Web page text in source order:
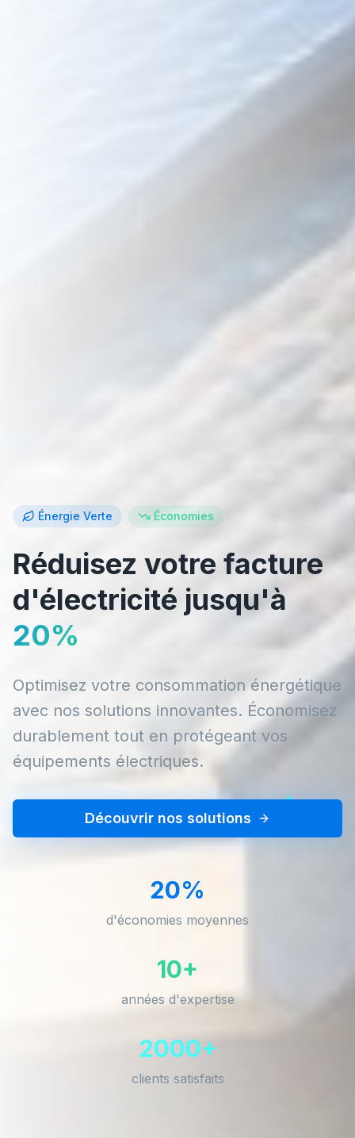
Énergie Verte Économies
Réduisez votre facture
d'électricité jusqu'à
20%
Optimisez votre consommation énergétique
avec nos solutions innovantes. Économisez
durablement tout en protégeant vos
équipements électriques.
Découvrir nos solutions
20%
d'économies moyennes
10+
années d'expertise
2000+
clients satisfaits